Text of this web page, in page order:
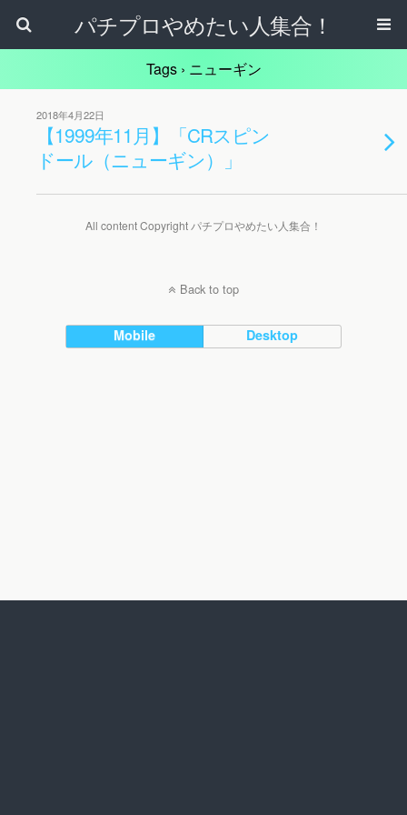
パチプロやめたい人集合！
Tags › ニューギン
2018年4月22日
【1999年11月】「CRスピン
ドール（ニューギン）」
All content Copyright パチプロやめたい人集合！
Back to top
Mobile Desktop